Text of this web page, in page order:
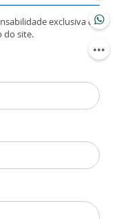
exclusiva de
do site.